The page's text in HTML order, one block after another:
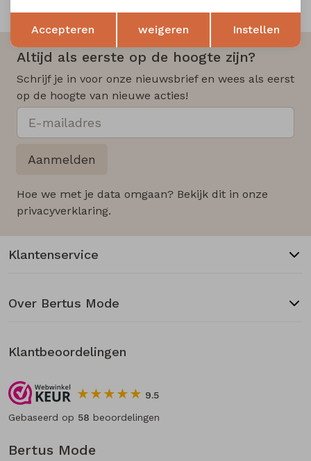
Altijd als eerste op de hoogte zijn?
Schrijf je in voor onze nieuwsbrief en wees als eerst
op de hoogte van nieuwe acties!
Aanmelden
Hoe we met je data omgaan? Bekijk dit in onze
privacyverklaring.
Bertus Mode
Klantenservice
Over Bertus Mode
Klantbeoordelingen
9.5
Gebaseerd op 58 beoordelingen
Terug Opslaan
Accepteren weigeren Instellen